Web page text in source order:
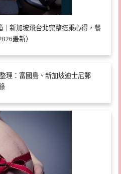
｜新加坡飛台北完整搭乘心得，餐
最新）
理：富國島、新加坡迪士尼郵